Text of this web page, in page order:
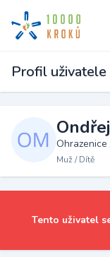
Profil uživatele
Muž / Dítě
Tento uživatel